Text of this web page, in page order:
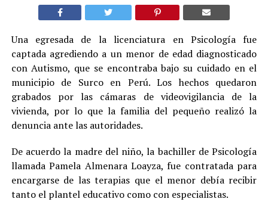
Una egresada de la licenciatura en Psicología fue
captada agrediendo a un menor de edad diagnosticado
con Autismo, que se encontraba bajo su cuidado en el
municipio de Surco en Perú. Los hechos quedaron
grabados por las cámaras de videovigilancia de la
vivienda, por lo que la familia del pequeño realizó la
denuncia ante las autoridades.
De acuerdo la madre del niño, la bachiller de Psicología
llamada Pamela Almenara Loayza, fue contratada para
encargarse de las terapias que el menor debía recibir
tanto el plantel educativo como con especialistas.